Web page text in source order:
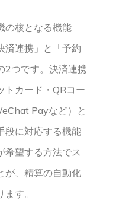
の核となる機能
済連携」と「予約
2つです。決済連携
トカード・QRコー
Payなど）と
段に対応する機能
希望する方法でス
が、精算の自動化
す。